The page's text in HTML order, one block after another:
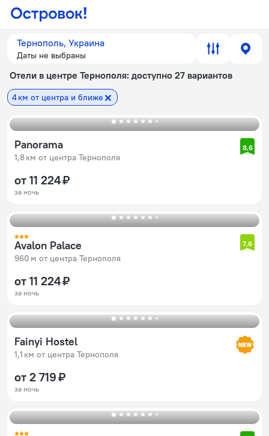
Тернополь, Украина
Даты не выбраны
Отели в центре Тернополя: доступно 27 вариантов
4 км от центра и ближе
Panorama
1,8 км от центра Тернополя
8,6
от 11 224 ₽
за ночь
Avalon Palace
960 м от центра Тернополя
7,6
от 11 224 ₽
за ночь
Fainyi Hostel
1,1 км от центра Тернополя
от 2 719 ₽
за ночь